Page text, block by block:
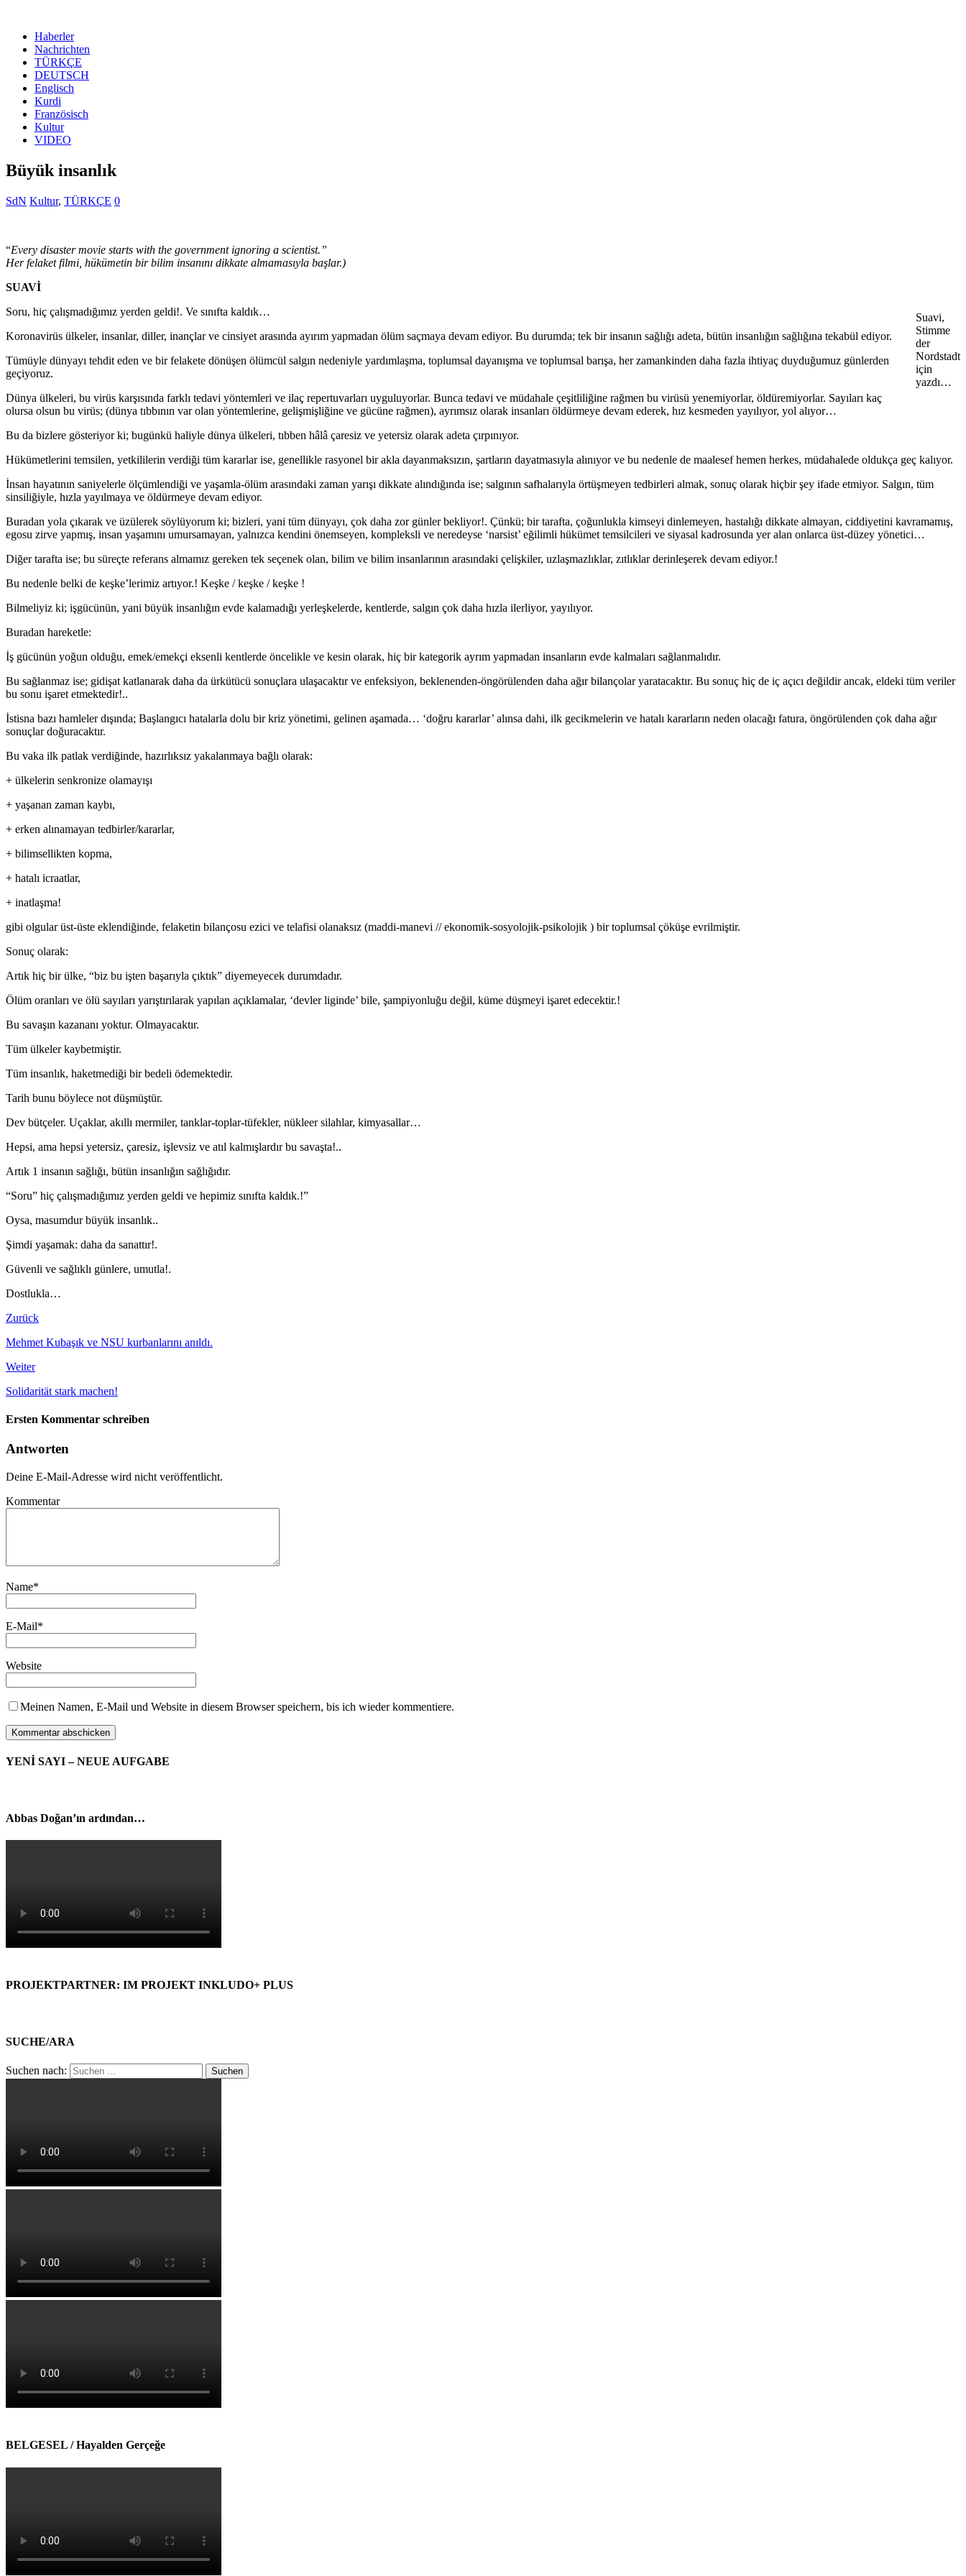
Haberler
Nachrichten
TÜRKÇE
DEUTSCH
Englisch
Kurdi
Französisch
Kultur
VIDEO
Büyük insanlık
SdN Kultur, TÜRKÇE 0
“Every disaster movie starts with the government ignoring a scientist.”
Her felaket filmi, hükümetin bir bilim insanını dikkate almamasıyla başlar.)
Suavi,
Stimme
der
Nordstadt
için
yazdı…
SUAVİ
Soru, hiç çalışmadığımız yerden geldi!. Ve sınıfta kaldık…
Koronavirüs ülkeler, insanlar, diller, inançlar ve cinsiyet arasında ayırım yapmadan ölüm saçmaya devam ediyor. Bu durumda; tek bir insanın sağlığı adeta, bütün insanlığın sağlığına tekabül ediyor.
Tümüyle dünyayı tehdit eden ve bir felakete dönüşen ölümcül salgın nedeniyle yardımlaşma, toplumsal dayanışma ve toplumsal barışa, her zamankinden daha fazla ihtiyaç duyduğumuz günlerden
geçiyoruz.
Dünya ülkeleri, bu virüs karşısında farklı tedavi yöntemleri ve ilaç repertuvarları uyguluyorlar. Bunca tedavi ve müdahale çeşitliliğine rağmen bu virüsü yenemiyorlar, öldüremiyorlar. Sayıları kaç
olursa olsun bu virüs; (dünya tıbbının var olan yöntemlerine, gelişmişliğine ve gücüne rağmen), ayrımsız olarak insanları öldürmeye devam ederek, hız kesmeden yayılıyor, yol alıyor…
Bu da bizlere gösteriyor ki; bugünkü haliyle dünya ülkeleri, tıbben hâlâ çaresiz ve yetersiz olarak adeta çırpınıyor.
Hükümetlerini temsilen, yetkililerin verdiği tüm kararlar ise, genellikle rasyonel bir akla dayanmaksızın, şartların dayatmasıyla alınıyor ve bu nedenle de maalesef hemen herkes, müdahalede oldukça geç kalıyor.
İnsan hayatının saniyelerle ölçümlendiği ve yaşamla-ölüm arasındaki zaman yarışı dikkate alındığında ise; salgının safhalarıyla örtüşmeyen tedbirleri almak, sonuç olarak hiçbir şey ifade etmiyor. Salgın, tüm
sinsiliğiyle, hızla yayılmaya ve öldürmeye devam ediyor.
Buradan yola çıkarak ve üzülerek söylüyorum ki; bizleri, yani tüm dünyayı, çok daha zor günler bekliyor!. Çünkü; bir tarafta, çoğunlukla kimseyi dinlemeyen, hastalığı dikkate almayan, ciddiyetini kavramamış,
egosu zirve yapmış, insan yaşamını umursamayan, yalnızca kendini önemseyen, kompleksli ve neredeyse ‘narsist’ eğilimli hükümet temsilcileri ve siyasal kadrosunda yer alan onlarca üst-düzey yönetici…
Diğer tarafta ise; bu süreçte referans almamız gereken tek seçenek olan, bilim ve bilim insanlarının arasındaki çelişkiler, uzlaşmazlıklar, zıtlıklar derinleşerek devam ediyor.!
Bu nedenle belki de keşke’lerimiz artıyor.! Keşke / keşke / keşke !
Bilmeliyiz ki; işgücünün, yani büyük insanlığın evde kalamadığı yerleşkelerde, kentlerde, salgın çok daha hızla ilerliyor, yayılıyor.
Buradan hareketle:
İş gücünün yoğun olduğu, emek/emekçi eksenli kentlerde öncelikle ve kesin olarak, hiç bir kategorik ayrım yapmadan insanların evde kalmaları sağlanmalıdır.
Bu sağlanmaz ise; gidişat katlanarak daha da ürkütücü sonuçlara ulaşacaktır ve enfeksiyon, beklenenden-öngörülenden daha ağır bilançolar yaratacaktır. Bu sonuç hiç de iç açıcı değildir ancak, eldeki tüm veriler
bu sonu işaret etmektedir!..
İstisna bazı hamleler dışında; Başlangıcı hatalarla dolu bir kriz yönetimi, gelinen aşamada… ‘doğru kararlar’ alınsa dahi, ilk gecikmelerin ve hatalı kararların neden olacağı fatura, öngörülenden çok daha ağır
sonuçlar doğuracaktır.
Bu vaka ilk patlak verdiğinde, hazırlıksız yakalanmaya bağlı olarak:
+ ülkelerin senkronize olamayışı
+ yaşanan zaman kaybı,
+ erken alınamayan tedbirler/kararlar,
+ bilimsellikten kopma,
+ hatalı icraatlar,
+ inatlaşma!
gibi olgular üst-üste eklendiğinde, felaketin bilançosu ezici ve telafisi olanaksız (maddi-manevi // ekonomik-sosyolojik-psikolojik ) bir toplumsal çöküşe evrilmiştir.
Sonuç olarak:
Artık hiç bir ülke, “biz bu işten başarıyla çıktık” diyemeyecek durumdadır.
Ölüm oranları ve ölü sayıları yarıştırılarak yapılan açıklamalar, ‘devler liginde’ bile, şampiyonluğu değil, küme düşmeyi işaret edecektir.!
Bu savaşın kazananı yoktur. Olmayacaktır.
Tüm ülkeler kaybetmiştir.
Tüm insanlık, haketmediği bir bedeli ödemektedir.
Tarih bunu böylece not düşmüştür.
Dev bütçeler. Uçaklar, akıllı mermiler, tanklar-toplar-tüfekler, nükleer silahlar, kimyasallar…
Hepsi, ama hepsi yetersiz, çaresiz, işlevsiz ve atıl kalmışlardır bu savaşta!..
Artık 1 insanın sağlığı, bütün insanlığın sağlığıdır.
“Soru” hiç çalışmadığımız yerden geldi ve hepimiz sınıfta kaldık.!”
Oysa, masumdur büyük insanlık..
Şimdi yaşamak: daha da sanattır!.
Güvenli ve sağlıklı günlere, umutla!.
Dostlukla…
Zurück
Mehmet Kubaşık ve NSU kurbanlarını anıldı.
Weiter
Solidarität stark machen!
Ersten Kommentar schreiben
Antworten
Deine E-Mail-Adresse wird nicht veröffentlicht.
Kommentar
Name*
E-Mail*
Website
Meinen Namen, E-Mail und Website in diesem Browser speichern, bis ich wieder kommentiere.
YENİ SAYI – NEUE AUFGABE
Abbas Doğan’ın ardından…
PROJEKTPARTNER: IM PROJEKT INKLUDO+ PLUS
SUCHE/ARA
Suchen nach:
BELGESEL / Hayalden Gerçeğe